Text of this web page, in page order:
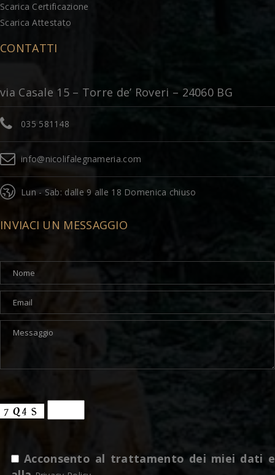
Scarica Certificazione
Scarica Attestato
CONTATTI
via Casale 15 – Torre de’ Roveri – 24060 BG
035 581148
info@nicolifalegnameria.com
Lun - Sab: dalle 9 alle 18 Domenica chiuso
INVIACI UN MESSAGGIO
Acconsento al trattamento dei miei dati e